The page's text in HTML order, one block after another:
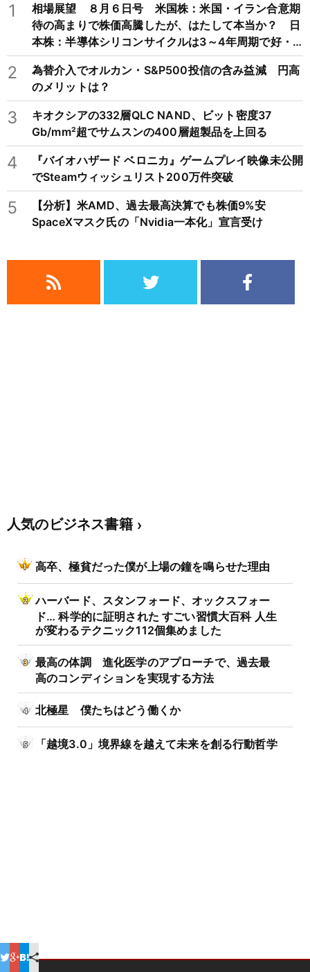
1
相場展望 ８月６日号 米国株：米国・イラン合意期
待の高まりで株価高騰したが、はたして本当か？ 日
本株：半導体シリコンサイクルは3～4年周期で好・
不況を繰り返すため注意
2
為替介入でオルカン・S&P500投信の含み益減 円高
のメリットは？
3
キオクシアの332層QLC NAND、ビット密度37
Gb/mm²超でサムスンの400層超製品を上回る
4
『バイオハザード ベロニカ』ゲームプレイ映像未公開
でSteamウィッシュリスト200万件突破
5
【分析】米AMD、過去最高決算でも株価9%安
SpaceXマスク氏の「Nvidia一本化」宣言受け
人気のビジネス書籍
高卒、極貧だった僕が上場の鐘を鳴らせた理由
ハーバード、スタンフォード、オックスフォー
ド… 科学的に証明された すごい習慣大百科 人生
が変わるテクニック112個集めました
最高の体調 進化医学のアプローチで、過去最
高のコンディションを実現する方法
北極星 僕たちはどう働くか
「越境3.0」境界線を越えて未来を創る行動哲学